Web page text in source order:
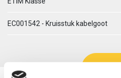
EC001542 - Kruisstuk kabelgoot